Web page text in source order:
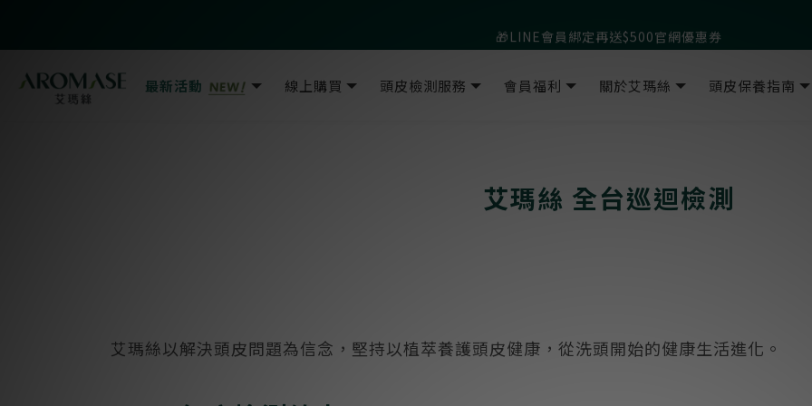
最新活動 線上購買 頭皮檢測服務 會員福利 關於艾瑪絲 頭皮保養指南
艾瑪絲 全台巡迴檢測
艾瑪絲以解決頭皮問題為信念，堅持以植萃養護頭皮健康，從洗頭開始的健康生活進化。